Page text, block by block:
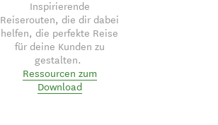
Inspirierende
Reiserouten, die dir dabei
helfen, die perfekte Reise
für deine Kunden zu
gestalten.
Ressourcen zum
Download